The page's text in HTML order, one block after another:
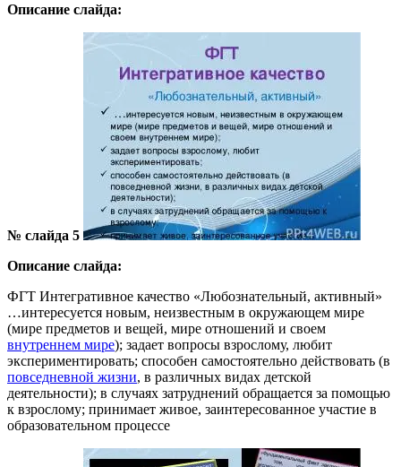
Описание слайда:
№ слайда 5
Описание слайда:
ФГТ Интегративное качество «Любознательный, активный»
…интересуется новым, неизвестным в окружающем мире
(мире предметов и вещей, мире отношений и своем
внутреннем мире); задает вопросы взрослому, любит
экспериментировать; способен самостоятельно действовать (в
повседневной жизни, в различных видах детской
деятельности); в случаях затруднений обращается за помощью
к взрослому; принимает живое, заинтересованное участие в
образовательном процессе